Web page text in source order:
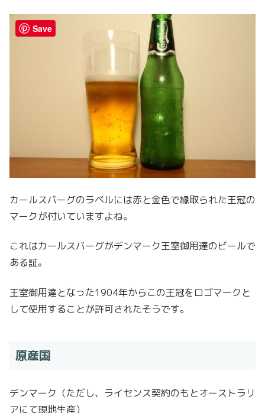
カールスバーグのラベルには赤と金色で縁取られた王冠の
マークが付いていますよね。
これはカールスバーグがデンマーク王室御用達のビールで
ある証。
王室御用達となった1904年からこの王冠をロゴマークと
して使用することが許可されたそうです。
原産国
デンマーク（ただし、ライセンス契約のもとオーストラリ
アにて現地生産）
Save